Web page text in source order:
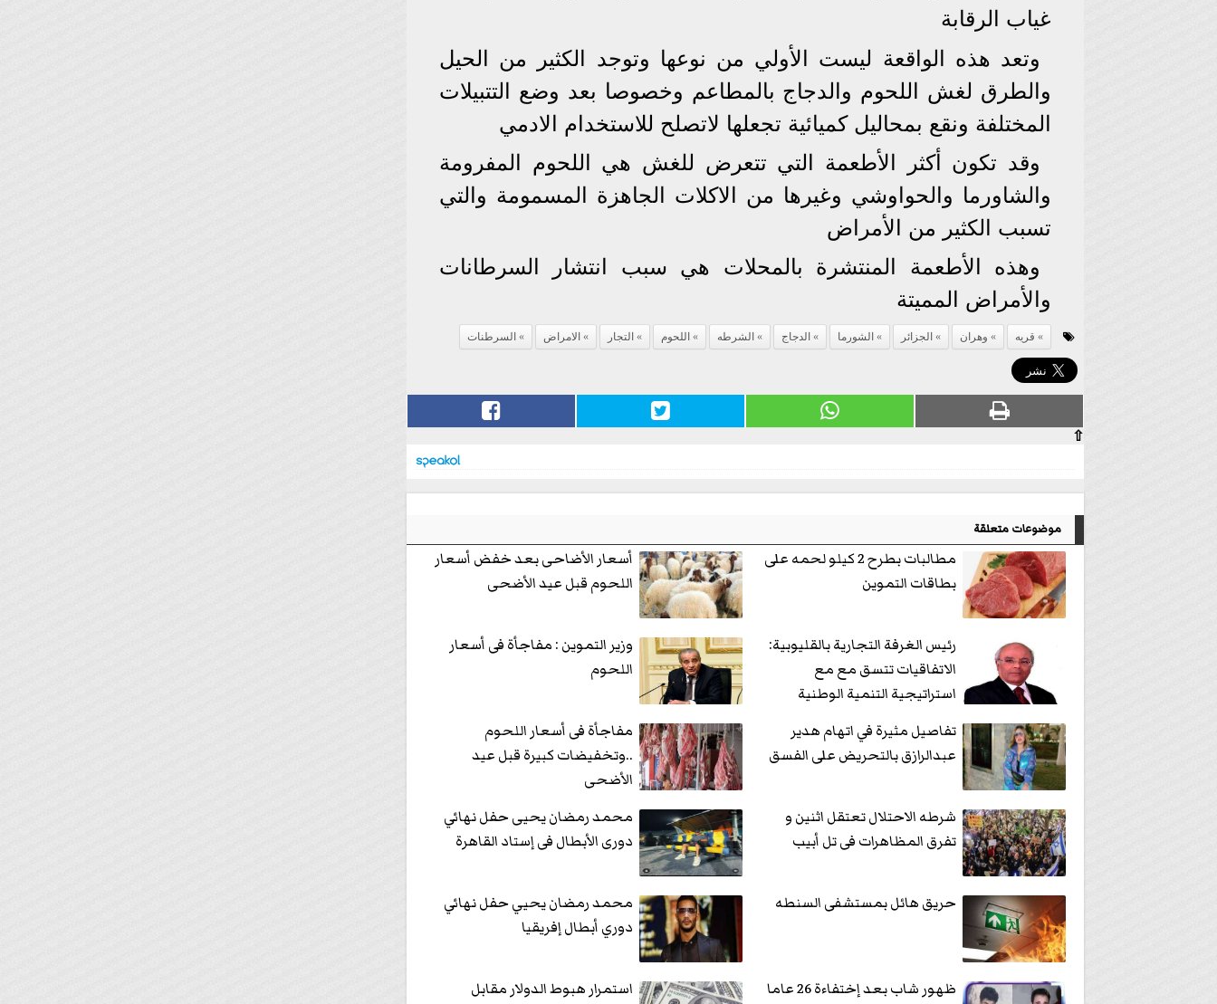
غياب الرقابة
وتعد هذه الواقعة ليست الأولي من نوعها وتوجد الكثير من الحيل
والطرق لغش اللحوم والدجاج بالمطاعم وخصوصا بعد وضع التتبيلات
المختلفة ونقع بمحاليل كميائية تجعلها لاتصلح للاستخدام الادمي
وقد تكون أكثر الأطعمة التي تتعرض للغش هي اللحوم المفرومة
والشاورما والحواوشي وغيرها من الاكلات الجاهزة المسمومة والتي
تسبب الكثير من الأمراض
وهذه الأطعمة المنتشرة بالمحلات هي سبب انتشار السرطانات
والأمراض المميتة
قريه وهران الجزائر الشورما الدجاج الشرطه اللحوم التجار الامراض السرطنات
⇧
موضوعات متعلقة
مطالبات بطرح 2 كيلو لحمه على
بطاقات التموين
أسعار الأضاحى بعد خفض أسعار
اللحوم قبل عيد الأضحى
رئيس الغرفة التجارية بالقليوبية:
الاتفاقيات تتسق مع مع
استراتيجية التنمية الوطنية
وزير التموين : مفاجأة فى أسعار
اللحوم
تفاصيل مثيرة في اتهام هدير
عبدالرازق بالتحريض على الفسق
مفاجأة فى أسعار اللحوم
..وتخفيضات كبيرة قبل عيد
الأضحى
شرطه الاحتلال تعتقل اثنين و
تفرق المظاهرات فى تل أبيب
محمد رمضان يحيى حفل نهائي
دورى الأبطال فى إستاد القاهرة
حريق هائل بمستشفى السنطه
محمد رمضان يحيي حفل نهائي
دوري أبطال إفريقيا
ظهور شاب بعد إختفاءة 26 عاما
استمرار هبوط الدولار مقابل